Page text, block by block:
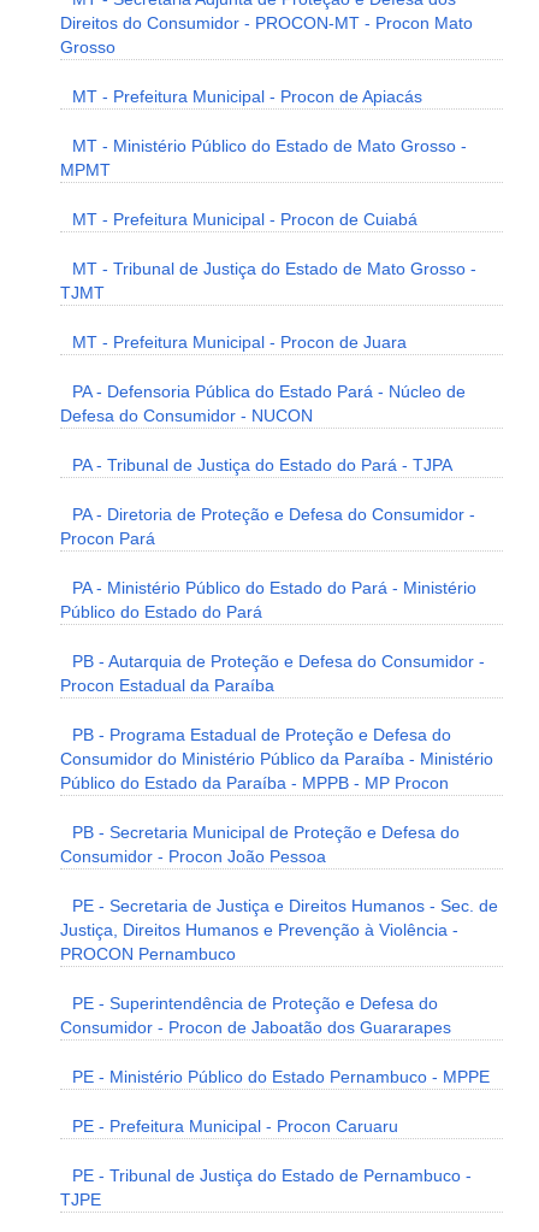
Direitos do Consumidor - PROCON-MT - Procon Mato
Grosso
MT - Prefeitura Municipal - Procon de Apiacás
MT - Ministério Público do Estado de Mato Grosso -
MPMT
MT - Prefeitura Municipal - Procon de Cuiabá
MT - Tribunal de Justiça do Estado de Mato Grosso -
TJMT
MT - Prefeitura Municipal - Procon de Juara
PA - Defensoria Pública do Estado Pará - Núcleo de
Defesa do Consumidor - NUCON
PA - Tribunal de Justiça do Estado do Pará - TJPA
PA - Diretoria de Proteção e Defesa do Consumidor -
Procon Pará
PA - Ministério Público do Estado do Pará - Ministério
Público do Estado do Pará
PB - Autarquia de Proteção e Defesa do Consumidor -
Procon Estadual da Paraíba
PB - Programa Estadual de Proteção e Defesa do
Consumidor do Ministério Público da Paraíba - Ministério
Público do Estado da Paraíba - MPPB - MP Procon
PB - Secretaria Municipal de Proteção e Defesa do
Consumidor - Procon João Pessoa
PE - Secretaria de Justiça e Direitos Humanos - Sec. de
Justiça, Direitos Humanos e Prevenção à Violência -
PROCON Pernambuco
PE - Superintendência de Proteção e Defesa do
Consumidor - Procon de Jaboatão dos Guararapes
PE - Ministério Público do Estado Pernambuco - MPPE
PE - Prefeitura Municipal - Procon Caruaru
PE - Tribunal de Justiça do Estado de Pernambuco -
TJPE